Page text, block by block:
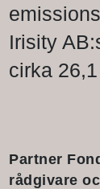
Irisity
cirka
Partner
rådgivare